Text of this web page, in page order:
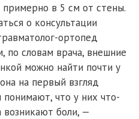
в 5 см от стены.
о консультации
ортопед
по словам врача, внешние
можно найти почти у
на первый взгляд
что у них что-
возникают боли, —